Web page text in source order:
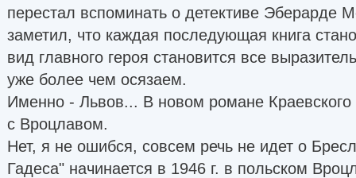
перестал вспоминать о детективе Эберарде
заметил, что каждая последующая книга
вид главного героя становится все
уже более чем осязаем.
Именно - Львов... В новом романе Краевского
с Вроцлавом.
Нет, я не ошибся, совсем речь не идет о
Гадеса" начинается в 1946 г. в польском